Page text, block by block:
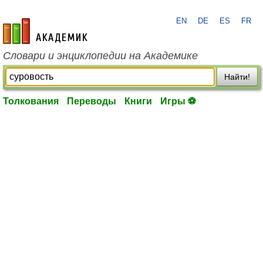
academic.ru
EN DE ES FR
Словари и энциклопедии на Академике
Найти!
Толкования Переводы Книги Игры ⚽